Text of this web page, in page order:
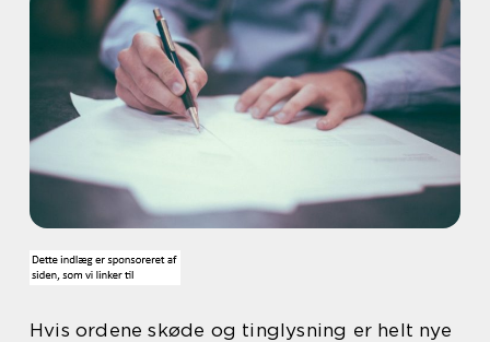
Hvis ordene skøde og tinglysning er helt nye